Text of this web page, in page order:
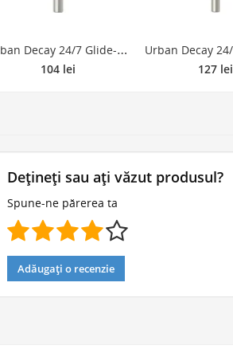
U
rban Decay 24/7 Glide-On-Eye dermatograf persistent rezistent la apa culoare Mildew 1.2 g
104 lei 127 lei
Dețineți sau ați văzut produsul?
Spune-ne părerea ta
Adăugați o recenzie